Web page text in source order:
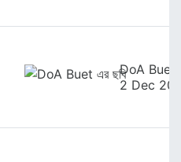
DoA Buet
2 Dec